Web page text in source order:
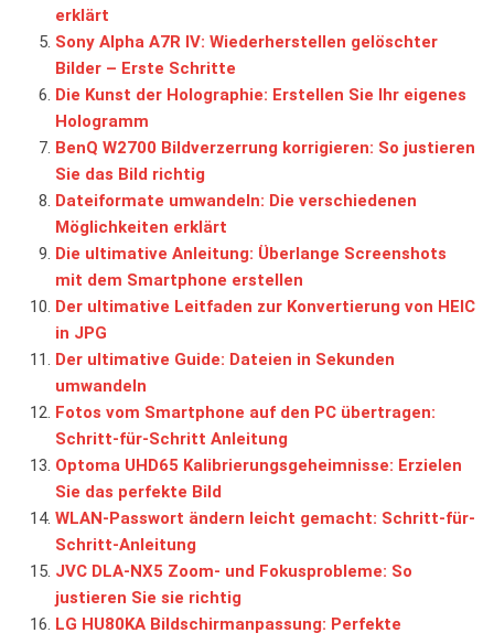
erklärt
Sony Alpha A7R IV: Wiederherstellen gelöschter
Bilder – Erste Schritte
Die Kunst der Holographie: Erstellen Sie Ihr eigenes
Hologramm
BenQ W2700 Bildverzerrung korrigieren: So justieren
Sie das Bild richtig
Dateiformate umwandeln: Die verschiedenen
Möglichkeiten erklärt
Die ultimative Anleitung: Überlange Screenshots
mit dem Smartphone erstellen
Der ultimative Leitfaden zur Konvertierung von HEIC
in JPG
Der ultimative Guide: Dateien in Sekunden
umwandeln
Fotos vom Smartphone auf den PC übertragen:
Schritt-für-Schritt Anleitung
Optoma UHD65 Kalibrierungsgeheimnisse: Erzielen
Sie das perfekte Bild
WLAN-Passwort ändern leicht gemacht: Schritt-für-
Schritt-Anleitung
JVC DLA-NX5 Zoom- und Fokusprobleme: So
justieren Sie sie richtig
LG HU80KA Bildschirmanpassung: Perfekte